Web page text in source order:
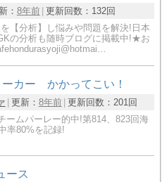
： 8年前 更新回数： 132回
【分析】し悩みや問題を解決!日本
の分析も随時ブログに掲載中!★お
カー かかってこい！
更新： 8年前 更新回数： 201回
ームパーレー的中!第814、823回海
率80%を記録!
ース